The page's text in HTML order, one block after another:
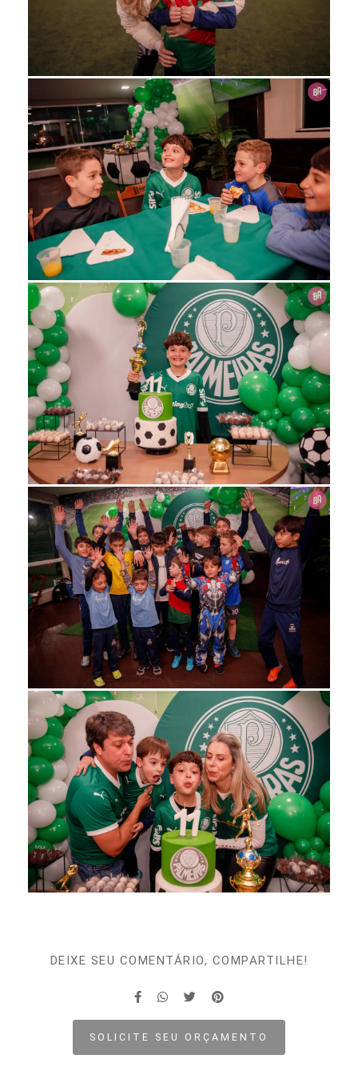
DEIXE SEU COMENTÁRIO, COMPARTILHE!
SOLICITE SEU ORÇAMENTO